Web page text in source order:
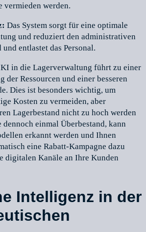
vermieden werden.
Das System sorgt für eine optimale
und reduziert den administrativen
entlastet das Personal.
in die Lagerverwaltung führt zu einer
der Ressourcen und einer besseren
Dies ist besonders wichtig, um
Kosten zu vermeiden, aber
Lagerbestand nicht zu hoch werden
dennoch einmal Überbestand, kann
erkannt werden und Ihnen
eine Rabatt-Kampagne dazu
digitalen Kanäle an Ihre Kunden
Intelligenz in der